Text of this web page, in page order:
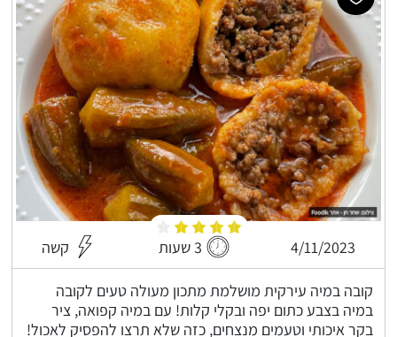
4/11/2023 3 שעות קשה
קובה במיה עירקית מושלמת מתכון מעולה טעים לקובה
במיה בצבע כתום יפה ובקלי קלות! עם במיה קפואה, ציר
בקר איכותי וטעמים מנצחים, כזה שלא תרצו להפסיק לאכול!